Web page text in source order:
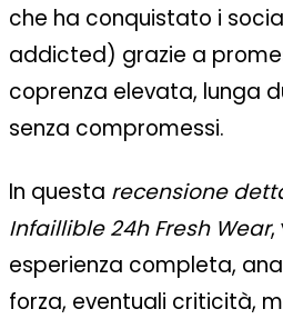
che ha conquistato i
addicted) grazie a
coprenza elevata, lunga
senza compromessi.
In questa recensione
Infaillible 24h Fresh Wear,
esperienza completa,
forza, eventuali criticità,